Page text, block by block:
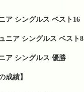
ア シングルス ベスト16
ニア シングルス ベスト8
ア シングルス 優勝
成績】
ャトル